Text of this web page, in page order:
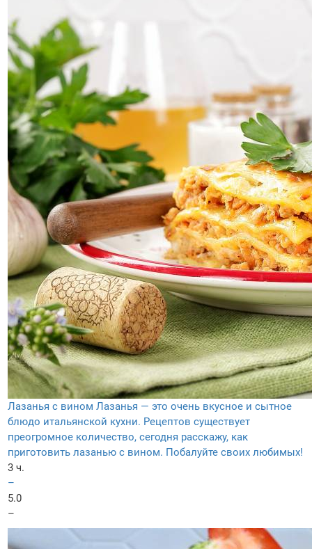
Лазанья с вином Лазанья — это очень вкусное и сытное
блюдо итальянской кухни. Рецептов существует
преогромное количество, сегодня расскажу, как
приготовить лазанью с вином. Побалуйте своих любимых!
3 ч.
–
5.0
–